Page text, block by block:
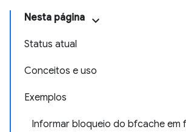
Nesta página
Status atual
Conceitos e uso
Exemplos
Informar bloqueio do bfcache em